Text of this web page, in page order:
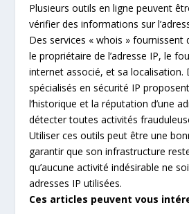
Plusieurs outils en ligne peuvent
vérifier des informations sur
Des services « whois » fournissent
le propriétaire de l’adresse IP, le
internet associé, et sa localisation.
spécialisés en sécurité IP
l’historique et la réputation d’une
détecter toutes activités
Utiliser ces outils peut être une
garantir que son infrastructure
qu’aucune activité indésirable ne
adresses IP utilisées.
Ces articles peuvent vous